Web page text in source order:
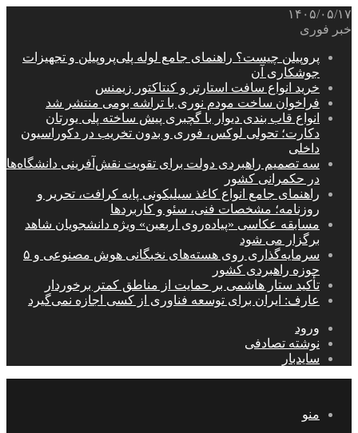
۱۴۰۵/۰۵/۱۷
خبر فوری
پروپیلن چیست؟ راهنمای جامع لوله پلی‌پروپیلن و تجهیزات
جوشکاری آن
خرید انواع سافت استارتر و کنتاکتور زیمنس
فراخوان ساخت مودم نوری با تراشه بومی منتشر شد
انواع قاب بندی دیوار با گچبری پیش ساخته پلی یورتان
دکارت؛ تحولی لوکس، فوری و بدون تخریب در دکوراسیون
داخلی
سه تصمیم راهبردی دولت برای تقویت نقش‌آفرینی دانشگاه‌ها
در حکمرانی کشور
راهنمای جامع انواع کاغذ سیلیکونی پایه کرافت، تحریر و
روزنامه؛ مشخصات فنی، سئو و کاربردها
مسابقه عکاسی «پیاده‌روی اربعین» ویژه دانشجویان شاهد
برگزار می شود
سرمایه‌گذاری روی هسته‌های نخبگانی هوش مصنوعی و ۵
حوزه راهبردی کشور
تأکید ستار هاشمی بر حمایت از مناطق کمتر برخوردار
عارف: ایران برای توسعه فناوری از کسی اجازه نمی‌گیرد
ورود
نوشته تصادفی
سایدبار
منو